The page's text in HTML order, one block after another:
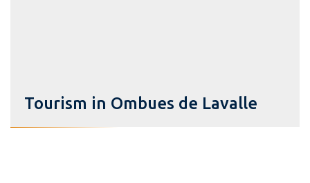
Tourism in Ombues de Lavalle